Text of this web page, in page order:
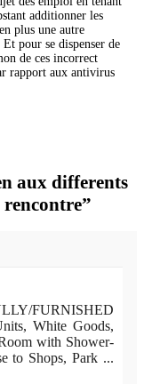
additionner les
plus une autre
pour se dispenser de
de ces incorrect
rapport aux antivirus
aux differents
rencontre”
FURNISHED
White Goods,
with Shower-
to Shops, Park ...